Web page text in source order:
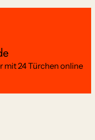
mit 24 Türchen online